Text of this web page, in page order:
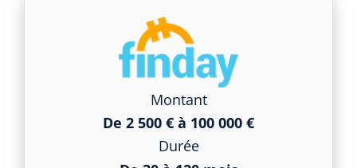
Montant
De 2 500 € à 100 000 €
Durée